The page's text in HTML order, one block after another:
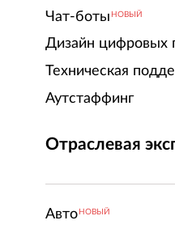
Чат-боты НОВЫЙ
Дизайн цифровых
Техническая
Аутстаффинг
Отраслевая
Авто НОВЫЙ